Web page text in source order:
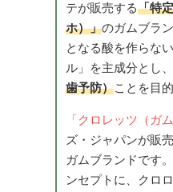
テが販売する「特
ホ）」のガムブラ
となる酸を作らな
ル」を主成分とし、
歯予防）ことを目
「クロレッツ（ガム
ズ・ジャパンが販
ガムブランドです
ンセプトに、クロ